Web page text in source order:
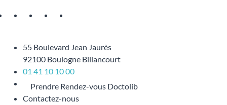
55 Boulevard Jean Jaurès
92100 Boulogne Billancourt
01 41 10 10 00
Prendre Rendez-vous Doctolib
Contactez-nous